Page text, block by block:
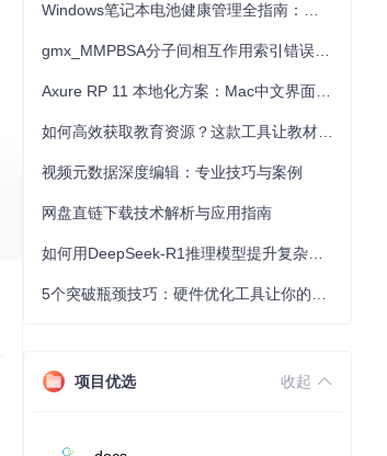
视频元数据深度编辑：专业技巧与案例
网盘直链下载技术解析与应用指南
项目优选 收起